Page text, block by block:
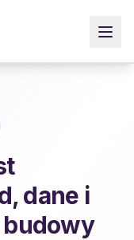
kod, dane i
dane i